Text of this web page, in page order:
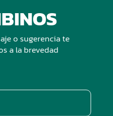
o sugerencia te
a la brevedad